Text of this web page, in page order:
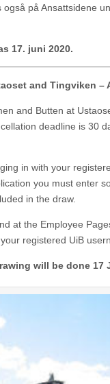
på Ansattsidene
17. juni 2020.
and Tingviken –
and Butten at
deadline is 30
in with your
you must enter
in the draw.
at the Employee
registered UiB
will be done 17